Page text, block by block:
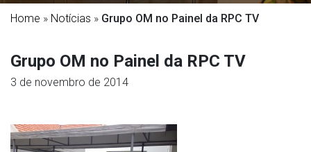
Home » Notícias » Grupo OM no Painel da RPC TV
Grupo OM no Painel da RPC TV
3 de novembro de 2014